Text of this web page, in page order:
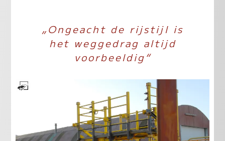
„Ongeacht de rijstijl is
het weggedrag altijd
voorbeeldig“